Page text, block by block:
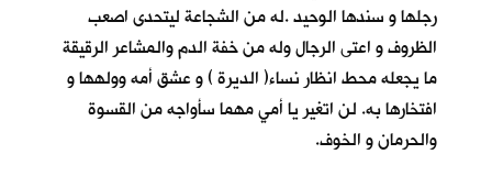
رجلها و سندها الوحيد .له من الشجاعة ليتحدى اصعب
الظروف و اعتى الرجال وله من خفة الدم والمشاعر الرقيقة
ما يجعله محط انظار نساء( الديرة ) و عشق أمه وولهها و
افتخارها به. لن اتغير يا أمي مهما سأواجه من القسوة
والحرمان و الخوف.